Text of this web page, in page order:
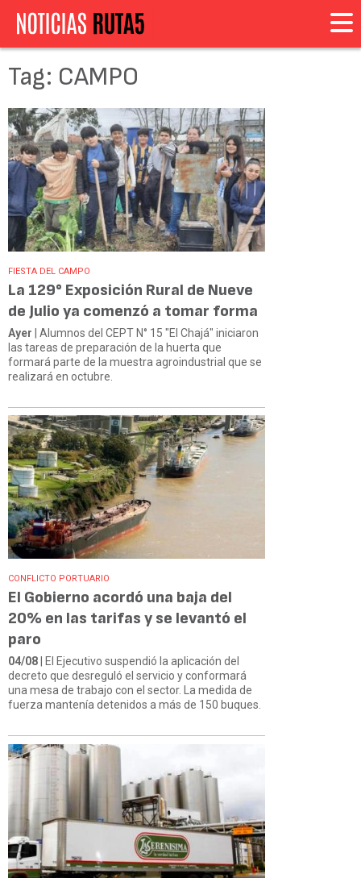
Tag: CAMPO
FIESTA DEL CAMPO
La 129° Exposición Rural de Nueve
de Julio ya comenzó a tomar forma
Ayer | Alumnos del CEPT N° 15 "El Chajá" iniciaron
las tareas de preparación de la huerta que
formará parte de la muestra agroindustrial que se
realizará en octubre.
CONFLICTO PORTUARIO
El Gobierno acordó una baja del
20% en las tarifas y se levantó el
paro
04/08 | El Ejecutivo suspendió la aplicación del
decreto que desreguló el servicio y conformará
una mesa de trabajo con el sector. La medida de
fuerza mantenía detenidos a más de 150 buques.